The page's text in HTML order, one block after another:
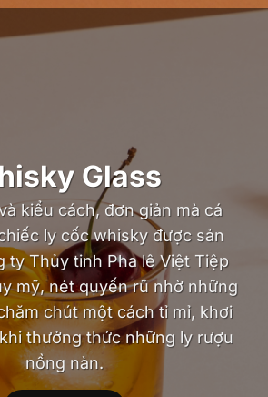
Glass
kiểu cách, đơn giản mà cá
ly cốc whisky được sản
ty Thủy tinh Pha lê Việt Tiệp
mỹ, nét quyến rũ nhờ những
chút một cách tỉ mỉ, khơi
thưởng thức những ly rượu
nồng nàn.